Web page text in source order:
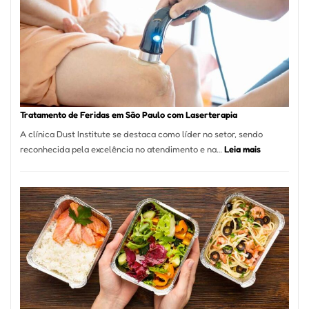
São
Paulo
Inicia
2025
com
Crescimento
Recorde
9,9%
Tratamento de Feridas em São Paulo com Laserterapia
A clínica Dust Institute se destaca como líder no setor, sendo
reconhecida pela excelência no atendimento e na…Leia mais:
Feridas
em
São
Paulo
com